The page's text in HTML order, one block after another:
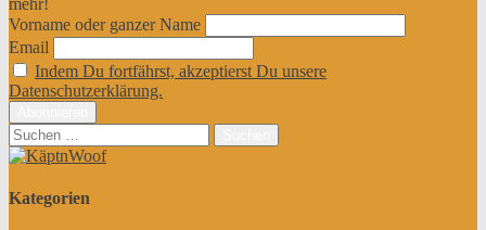
Vorname oder ganzer Name
Email
Indem Du fortfährst, akzeptierst Du unsere
Datenschutzerklärung.
Suchen
nach:
Kategorien